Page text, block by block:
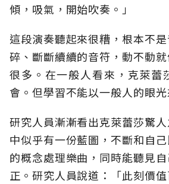
傾，吸氣，開始吹奏。」
這段演奏聽起來很糟，根本不
碎、斷斷續續的音符，動不動
很多。在一般人看來，克萊蕾
會。但學習不能以一般人的眼光
研究人員漸漸看出克萊蕾莎驚
中似乎有一份藍圖，不斷和自
的概念處理樂曲，同時能聽見
正。研究人員說道：「此刻價